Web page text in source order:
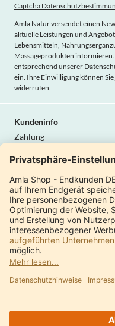
Captcha
Amla Natur versendet einen
aktuelle Leistungen und
Lebensmitteln,
Massageprodukten
entsprechend unserer
ein. Ihre Einwilligung können
widerrufen.
Kundeninfo
Zahlung
AGB
Widerrufsrecht
Datenschutz
Vertrag widerrufen
Amla Natur
Produktkatalog
Über uns
Qualität & Sicherheit
Ayurveda